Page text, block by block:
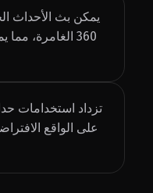
يمكن بث الأحداث
360 الغامرة،
تزداد استخدامات